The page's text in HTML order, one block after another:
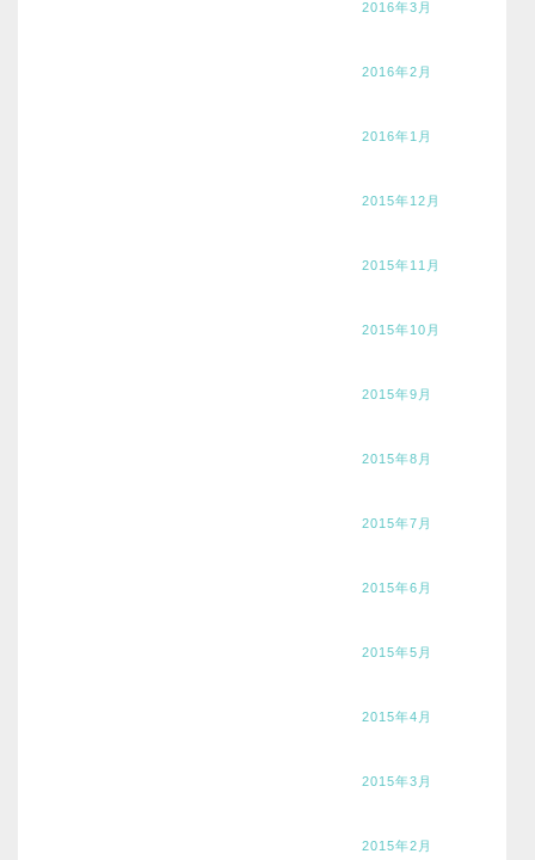
2016年3月
2016年2月
2016年1月
2015年12月
2015年11月
2015年10月
2015年9月
2015年8月
2015年7月
2015年6月
2015年5月
2015年4月
2015年3月
2015年2月